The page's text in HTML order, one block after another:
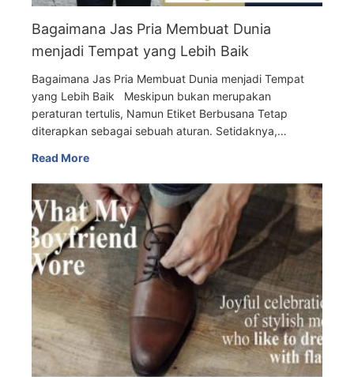
Bagaimana Jas Pria Membuat Dunia
menjadi Tempat yang Lebih Baik
Bagaimana Jas Pria Membuat Dunia menjadi Tempat
yang Lebih Baik Meskipun bukan merupakan
peraturan tertulis, Namun Etiket Berbusana Tetap
diterapkan sebagai sebuah aturan. Setidaknya,…
Read More